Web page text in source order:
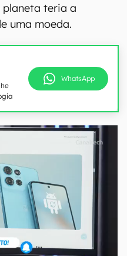
teria a
uma moeda.
WhatsApp